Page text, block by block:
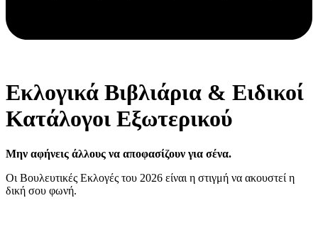
Εκλογικά Βιβλιάρια & Ειδικοί
Κατάλογοι Εξωτερικού
Μην αφήνεις άλλους να αποφασίζουν για σένα.
Οι Βουλευτικές Εκλογές του 2026 είναι η στιγμή να ακουστεί η
δική σου φωνή.